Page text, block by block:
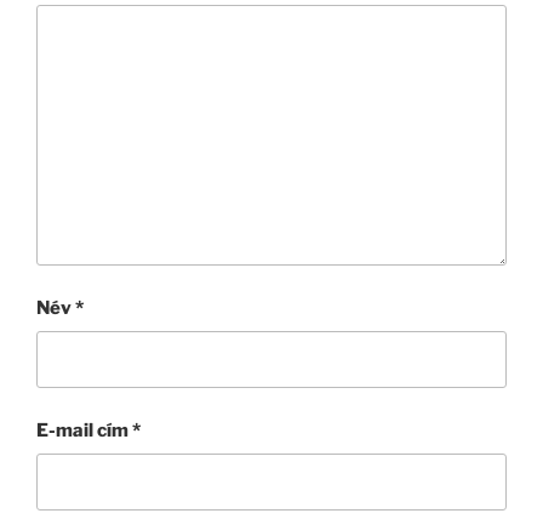
Név*
E-mail cím*